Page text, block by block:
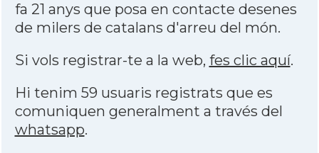
fa 21 anys que posa en contacte desenes
de milers de catalans d'arreu del món.
Si vols registrar-te a la web, fes clic aquí.
Hi tenim 59 usuaris registrats que es
comuniquen generalment a través del
whatsapp.